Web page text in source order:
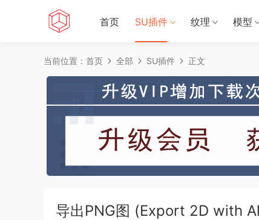
首页 SU插件 纹理 模型
当前位置： 首页 全部 SU插件 正文
导出PNG图 (Export 2D with